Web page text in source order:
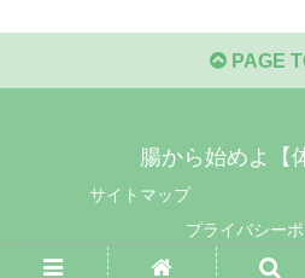
PAGE
腸から始めよ【
サイトマップ
プライバシー
© 2017-2026 腸から始め